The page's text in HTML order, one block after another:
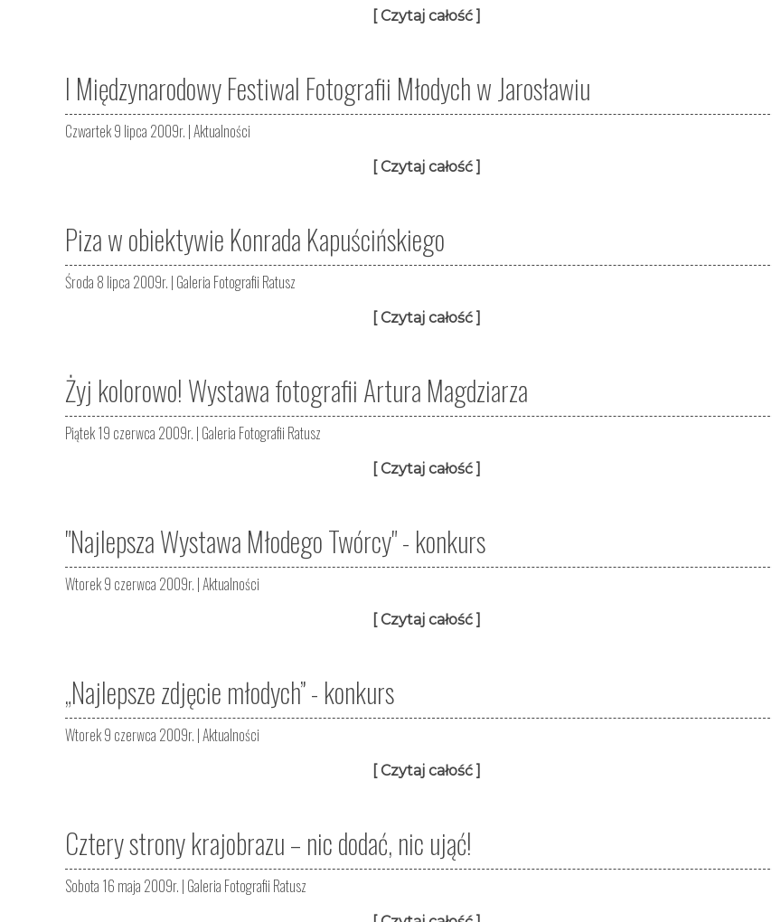
[ Czytaj całość ]
I Międzynarodowy Festiwal Fotografii Młodych w Jarosławiu
Czwartek 9 lipca 2009r. |Aktualności
[ Czytaj całość ]
Piza w obiektywie Konrada Kapuścińskiego
Środa 8 lipca 2009r. | Galeria Fotografii Ratusz
[ Czytaj całość ]
Żyj kolorowo! Wystawa fotografii Artura Magdziarza
Piątek 19 czerwca 2009r. | Galeria Fotografii Ratusz
[ Czytaj całość ]
"Najlepsza Wystawa Młodego Twórcy" - konkurs
Wtorek 9 czerwca 2009r. |Aktualności
[ Czytaj całość ]
„Najlepsze zdjęcie młodych” - konkurs
Wtorek 9 czerwca 2009r. |Aktualności
[ Czytaj całość ]
Cztery strony krajobrazu – nic dodać, nic ująć!
Sobota 16 maja 2009r. | Galeria Fotografii Ratusz